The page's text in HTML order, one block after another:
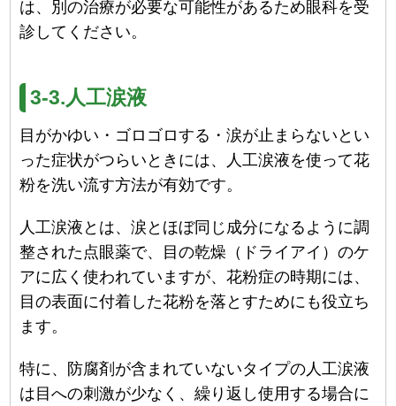
は、別の治療が必要な可能性があるため眼科を受
診してください。
3-3.人工涙液
目がかゆい・ゴロゴロする・涙が止まらないとい
った症状がつらいときには、人工涙液を使って花
粉を洗い流す方法が有効です。
人工涙液とは、涙とほぼ同じ成分になるように調
整された点眼薬で、目の乾燥（ドライアイ）のケ
アに広く使われていますが、花粉症の時期には、
目の表面に付着した花粉を落とすためにも役立ち
ます。
特に、防腐剤が含まれていないタイプの人工涙液
は目への刺激が少なく、繰り返し使用する場合に